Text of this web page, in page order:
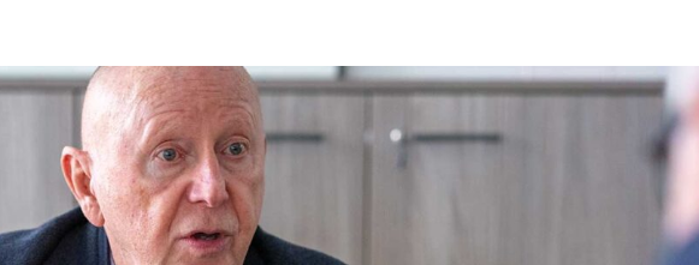
SPIZA
VELIKE PRIČE
PRETPLATA